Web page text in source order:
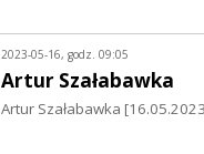
2023-05-16, godz. 09:05
Artur Szałabawka
Artur Szałabawka